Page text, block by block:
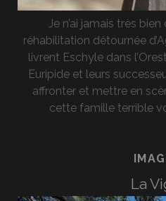
Je n’ai jamais très
réhabilitation détournée
livrent Eschyle dans
Euripide et leurs
affronter et mettre en
cette famille terrible
La